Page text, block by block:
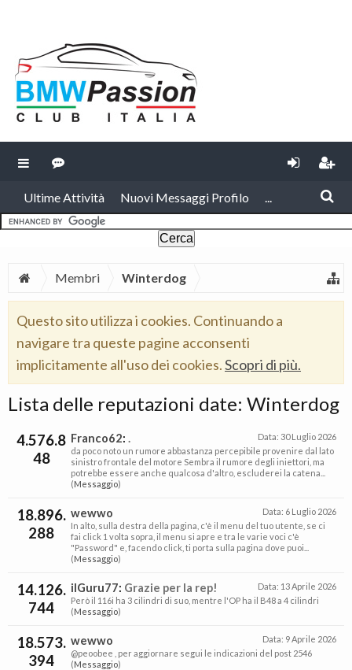
Ultime Attività Nuovi Messaggi Profilo ...
Membri Winterdog
Questo sito utilizza i cookies. Continuando a
navigare tra queste pagine acconsenti
implicitamente all'uso dei cookies.Scopri di più.
Lista delle reputazioni date: Winterdog
4.576.8
48
Data: 30 Luglio 2026
Franco62: .
da poco noto un rumore abbastanza percepibile provenire dal lato
sinistro frontale del motore Sembra il rumore degli iniettori, ma
potrebbe essere anche qualcosa d'altro, escluderei la catena...
(Messaggio)
18.896.
288
Data: 6 Luglio 2026
wewwo
In alto, sulla destra della pagina, c'è il menu del tuo utente, se ci
fai click 1 volta sopra, il menu si apre e tra le varie voci c'è
"Password" e, facendo click, ti porta sulla pagina dove puoi...
(Messaggio)
14.126.
744
Data: 13 Aprile 2026
ilGuru77: Grazie per la rep!
Però il 116i ha 3 cilindri di suo, mentre l'OP ha il B48 a 4 cilindri
(Messaggio)
18.573.
394
Data: 9 Aprile 2026
wewwo
@peoobee , per aggiornare segui le indicazioni del post 2546
(Messaggio)